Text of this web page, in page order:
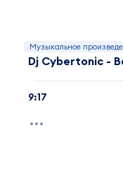
Музыкальное
Dj Cybertonic -
9:17